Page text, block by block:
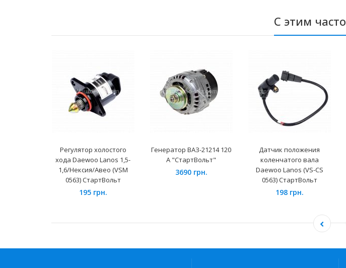
С этим
Регулятор холостого
хода Daewoo Lanos 1,5-
1,6/Нексия/Авео (VSM
0563) СтартВольт
195 грн.
Генератор ВАЗ-21214 120
А "СтартВольт"
3690 грн.
Датчик положения
коленчатого вала
Daewoo Lanos (VS-CS
0563) СтартВольт
198 грн.